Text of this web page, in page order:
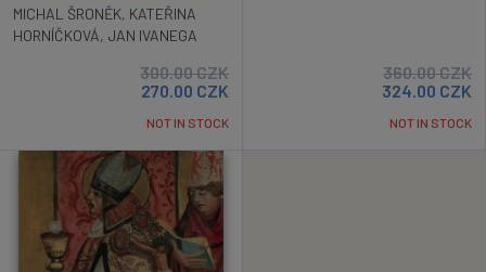
MICHAL ŠRONĚK, KATEŘINA
HORNÍČKOVÁ, JAN IVANEGA
300.00CZK
270.00 CZK
NOT IN STOCK
360.00CZK
324.00 CZK
NOT IN STOCK